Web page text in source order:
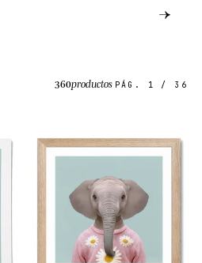
→
360productos PÁG. 1 / 36